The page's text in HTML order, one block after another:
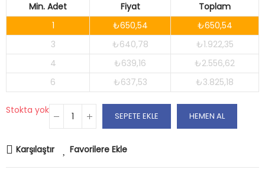
Min. Adet Fiyat
Toplam
1
₺650,54
₺650,54
3
₺640,78
₺1.922,35
4
₺639,16
₺2.556,62
6
₺637,53 ₺3.825,18
Stokta yok
SEPETE EKLE HEMEN AL
Karşılaştır Favorilere Ekle